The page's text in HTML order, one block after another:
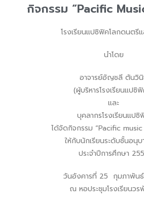
กิจกรรม “Pacific
โรงเรียนแปซิฟิคโลกดนตรี
นำโดย
อาจารย์อัญชลี ตันวิ
(ผู้บริหารโรงเรียนแปซิ
และ
บุคลากรโรงเรียนแปซิ
ได้จัดกิจกรรม “Pacific
ให้กับนักเรียนระดับชั้นอนุบ
ประจำปีการศึกษา
วันอังคารที่ 25 กุมภาพัน
ณ หอประชุมโรงเรียนว